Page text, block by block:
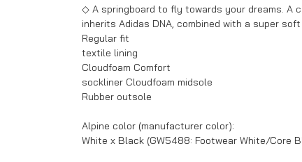
◇ A springboard to fly towards your dreams. A
inherits Adidas DNA, combined with a super
Regular fit
textile lining
Cloudfoam Comfort
sockliner Cloudfoam midsole
Rubber outsole
Alpine color (manufacturer color):
White x Black (GW5488: Footwear White/Core